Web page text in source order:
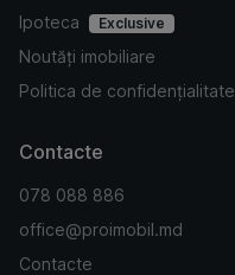
Ipoteca
Exclusive
Noutăți imobiliare
Politica de confidențialitate
Contacte
078 088 886
office@proimobil.md
Contacte